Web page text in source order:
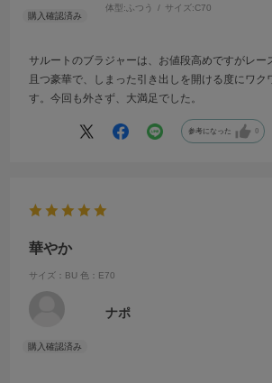
体型:ふつう サイズ:C70
サルートのブラジャーは、お値段高めですがレー
且つ豪華で、しまった引き出しを開ける度にワク
す。今回も外さず、大満足でした。
参考になった 0
華やか
サイズ：BU 色：E70
ナポ